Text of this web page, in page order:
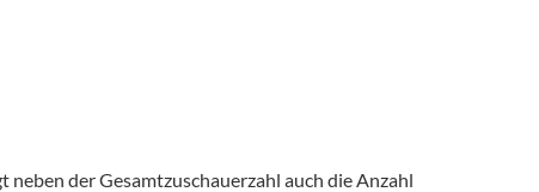
der Gesamtzuschauerzahl auch die Anzahl